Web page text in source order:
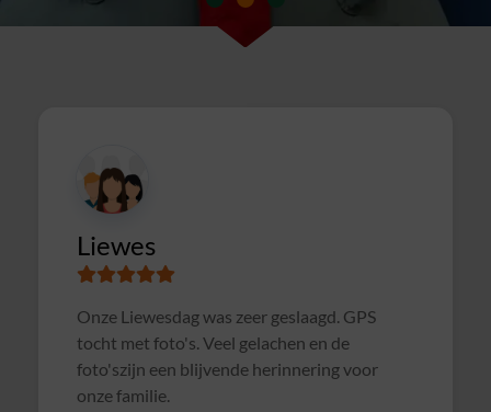
Susanne
Samen met collega's Sterrenslag gedaan.
Alles was goed geregeld, soms wat te druk op
het veld door andere groepen, waardoor het
soms wat rommelig verliep. Maar verder zeer